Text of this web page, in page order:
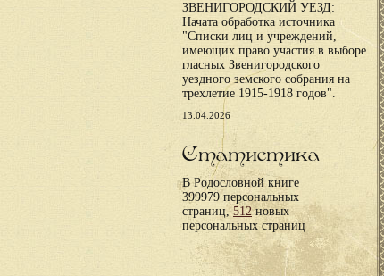
ЗВЕНИГОРОДСКИЙ УЕЗД:
Начата обработка источника
"Списки лиц и учреждений,
имеющих право участия в выборе
гласных Звенигородского
уездного земского собрания на
трехлетие 1915-1918 годов".
13.04.2026
Статистика
В Родословной книге
399979 персональных
страниц,512новых
персональных страниц